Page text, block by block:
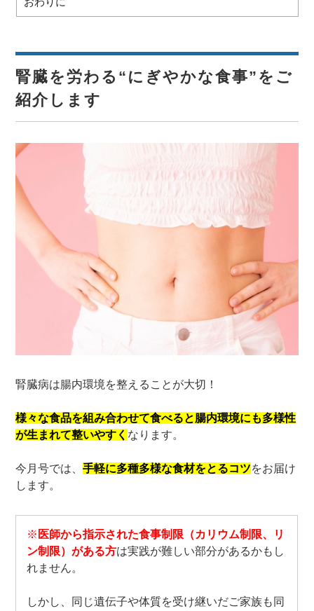
腎臓を労わる“にぎやかな食事”をご
紹介します
腎臓病は腸内環境を整えることが大切！
様々な食品を組み合わせて食べると腸内環境にも多様性
が生まれて整いやすく なります。
今月号では、手軽に多種多様な食材をとるコツをお届け
します。
※ 医師から指示された食事制限（カリウム制限、リ
ン制限）がある方は実践が難しい部分があるかもし
れません。
しかし、同じ遺伝子や体質を受け継いだご家族も同